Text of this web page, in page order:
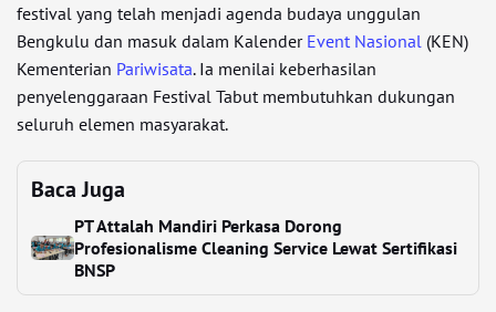
festival yang telah menjadi agenda budaya unggulan
Bengkulu dan masuk dalam Kalender Event Nasional (KEN)
Kementerian Pariwisata. Ia menilai keberhasilan
penyelenggaraan Festival Tabut membutuhkan dukungan
seluruh elemen masyarakat.
Baca Juga
PT Attalah Mandiri Perkasa Dorong
Profesionalisme Cleaning Service Lewat Sertifikasi
BNSP